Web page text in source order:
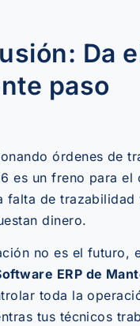
Da
paso
órdenes de
es un freno para el
falta de trazabilidad
dinero.
no es el futuro,
ERP de
toda la
tus técnicos